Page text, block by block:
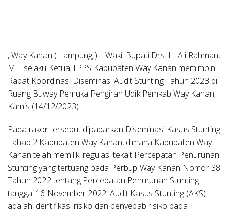
, Way Kanan ( Lampung ) –Wakil Bupati Drs. H. Ali Rahman,
M.T selaku Ketua TPPS Kabupaten Way Kanan memimpin
Rapat Koordinasi Diseminasi Audit Stunting Tahun 2023 di
Ruang Buway Pemuka Pengiran Udik Pemkab Way Kanan,
Kamis (14/12/2023).
Pada rakor tersebut dipaparkan Diseminasi Kasus Stunting
Tahap 2 Kabupaten Way Kanan, dimana Kabupaten Way
Kanan telah memiliki regulasi tekait Percepatan Penurunan
Stunting yang tertuang pada Perbup Way Kanan Nomor 38
Tahun 2022 tentang Percepatan Penurunan Stunting
tanggal 16 November 2022. Audit Kasus Stunting (AKS)
adalah identifikasi risiko dan penyebab risiko pada